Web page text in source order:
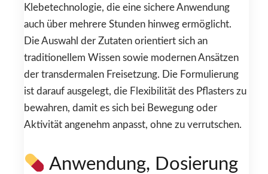
Klebetechnologie, die eine sichere Anwendung
auch über mehrere Stunden hinweg ermöglicht.
Die Auswahl der Zutaten orientiert sich an
traditionellem Wissen sowie modernen Ansätzen
der transdermalen Freisetzung. Die Formulierung
ist darauf ausgelegt, die Flexibilität des Pflasters zu
bewahren, damit es sich bei Bewegung oder
Aktivität angenehm anpasst, ohne zu verrutschen.
Anwendung, Dosierung